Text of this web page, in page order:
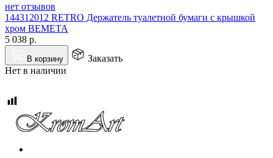
нет отзывов
144312012 RETRO Держатель туалетной бумаги с крышкой
хром BEMETA
5 038 р.
В корзину
Заказать
Нет в наличии